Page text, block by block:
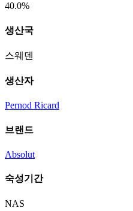
40.0%
생산국
스웨덴
생산자
Pernod Ricard
브랜드
Absolut
숙성기간
NAS